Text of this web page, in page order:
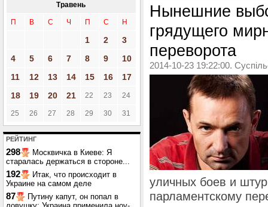
Травень
П В С Ч П С Н
1 2
3
4
5 6 7 8 9
10
11
12 13 14 15 16
17
18
19 20 21 22 23 24
25 26 27 28 29 30 31
РЕЙТИНГ
298
Москвичка в Киеве: Я
старалась держаться в стороне...
192
Итак, что происходит в
Украине на самом деле
87
Путину капут, он попал в
Нынешние
грядущего
переворота
2014-10-23 19:22:00.
уличных боев и
парламентскому